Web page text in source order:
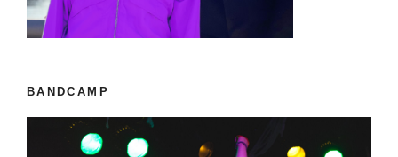
BANDCAMP